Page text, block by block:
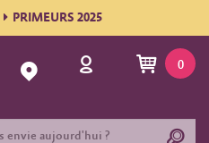
PRIMEURS 2025
0